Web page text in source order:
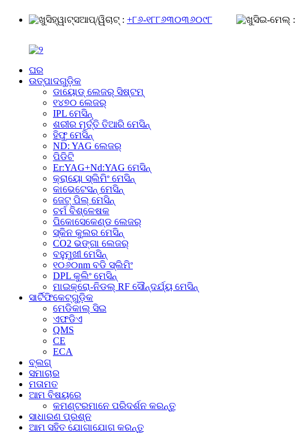
ହ୍ୱାଟ୍ସଆପ୍/ୱିଚାଟ୍ : +୮୬-୧୮୮୬୩୦୩୬୦୯୮ ଇ-ମେଲ୍ :
ଘର
ଉତ୍ପାଦଗୁଡ଼ିକ
ଡାୟୋଡ୍ ଲେଜର୍ ସିଷ୍ଟମ୍
୧୪୭୦ ଲେଜର୍
IPL ମେସିନ୍
ଶରୀର ମୂର୍ତ୍ତି ତିଆରି ମେସିନ୍
ହିଫୁ ମେସିନ୍
ND: YAG ଲେଜର୍
ପିଡିଟି
Er:YAG+Nd:YAG ମେସିନ୍
କ୍ରାୟୋ ସ୍ଲିମିଂ ମେସିନ୍
କାଭେଟେସନ୍ ମେସିନ୍
ଜେଟ୍ ପିଲ୍ ମେସିନ୍
ଚର୍ମ ବିଶ୍ଳେଷକ
ପିକୋସେକେଣ୍ଡ ଲେଜର୍
ସ୍କିନ କୁଲର ମେସିନ୍
CO2 ଭଙ୍ଗା ଲେଜର୍
ବହୁମୁଖୀ ମେସିନ୍
୧୦୬୦nm ବଡି ସ୍ଲିମିଂ
DPL କୁଲିଂ ମେସିନ୍
ମାଇକ୍ରୋ-ନିଡଲ୍ RF ସୌନ୍ଦର୍ଯ୍ୟ ମେସିନ୍
ସାର୍ଟିଫିକେଟ୍‌ଗୁଡ଼ିକ
ମେଡିକାଲ୍ ସିଇ
ଏଫଡିଏ
QMS
CE
ECA
ବ୍ଲଗ୍
ସମାଚାର
ମତାମତ
ଆମ ବିଷୟରେ
କମଣ୍ଟରମାନେ ପରିଦର୍ଶନ କରନ୍ତୁ
ସାଧାରଣ ପ୍ରଶ୍ନ
ଆମ ସହିତ ଯୋଗାଯୋଗ କରନ୍ତୁ